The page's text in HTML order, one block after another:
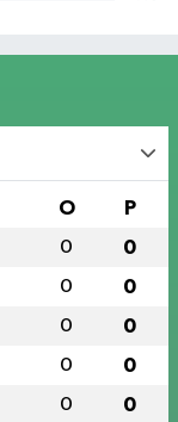
O P
0 0
0 0
0 0
0 0
0 0